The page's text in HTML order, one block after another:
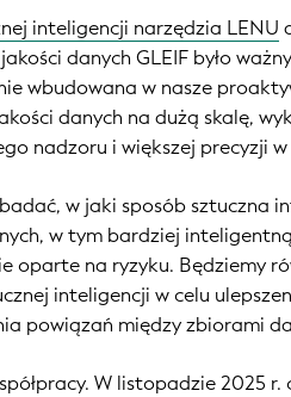
inteligencji narzędzia LENU
danych GLEIF było
wbudowana w nasze
danych na dużą skalę,
nadzoru i większej precyzji
w jaki sposób sztuczna
w tym bardziej
oparte na ryzyku. Będziemy
inteligencji w celu
powiązań między zbiorami
W listopadzie 2025 r.